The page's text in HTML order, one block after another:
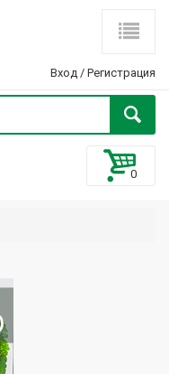
Вход / Регистрация